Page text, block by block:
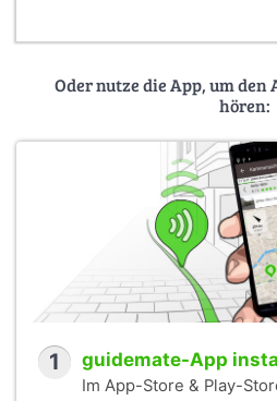
Oder nutze die App, um
hören:
1 guidemate-App
Im App-Store & Play-